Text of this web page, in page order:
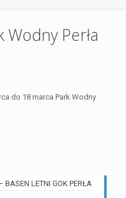
Perła
do 18 marca Park Wodny
BASEN LETNI GOK PERŁA